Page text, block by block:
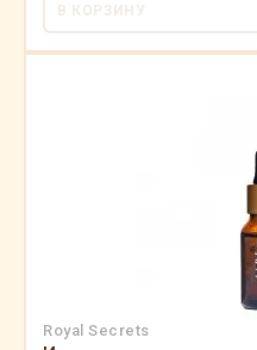
В КОРЗИНУ
Royal Secrets